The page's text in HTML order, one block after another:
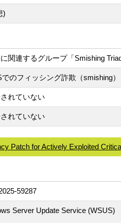
)
関連するグループ「Smishing Triad
でのフィッシング詐欺（smishing）
れていない
れていない
Patch for Actively Exploited
59287
Server Update Service (WSUS)